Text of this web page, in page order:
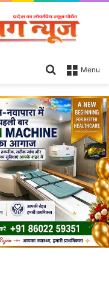
Menu
Search